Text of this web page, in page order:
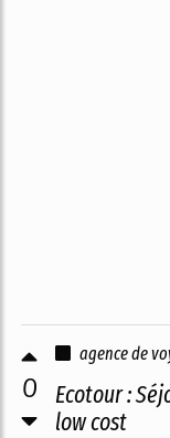
0
agence de
Ecotour :
low cost